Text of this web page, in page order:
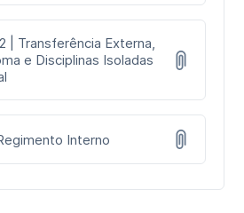
| Transferência Externa,
e Disciplinas Isoladas
Interno